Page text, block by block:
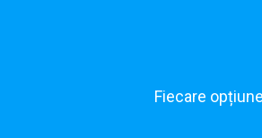
Fiecare